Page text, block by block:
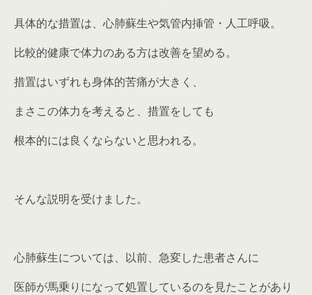
具体的な措置は、心肺蘇生や気管内挿管・人工呼吸。
比較的健康で体力のある方は改善を望める。
措置はいずれも身体的苦痛が大きく、
まさこの体力を考えると、措置をしても
根本的には良くならないと思われる。
そんな説明を受けました。
心肺蘇生については、以前、急変した患者さんに
医師が馬乗りになって処置しているのを見たことがあり